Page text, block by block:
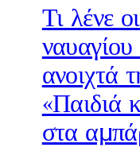
Τι λένε
ανοιχτά
«Παιδιά
στα